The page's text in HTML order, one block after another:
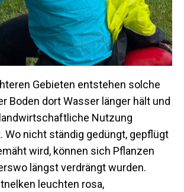
Gebieten entstehen solche
Boden dort Wasser länger hält und
Nutzung
Wo nicht ständig gedüngt, gepflügt
wird, können sich Pflanzen
längst verdrängt wurden.
leuchten rosa,